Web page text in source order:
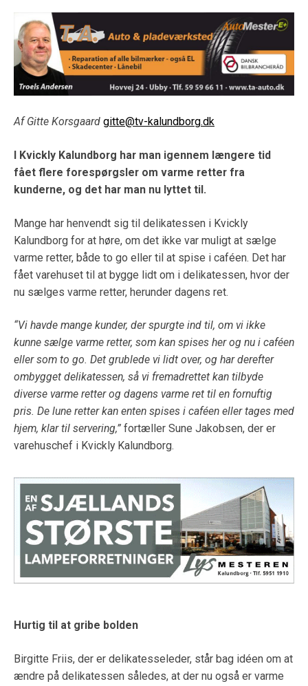
Af Gitte Korsgaard gitte@tv-kalundborg.dk
I Kvickly Kalundborg har man igennem længere tid
fået flere forespørgsler om varme retter fra
kunderne, og det har man nu lyttet til.
Mange har henvendt sig til delikatessen i Kvickly
Kalundborg for at høre, om det ikke var muligt at sælge
varme retter, både to go eller til at spise i caféen. Det har
fået varehuset til at bygge lidt om i delikatessen, hvor der
nu sælges varme retter, herunder dagens ret.
“Vi havde mange kunder, der spurgte ind til, om vi ikke
kunne sælge varme retter, som kan spises her og nu i caféen
eller som to go. Det grublede vi lidt over, og har derefter
ombygget delikatessen, så vi fremadrettet kan tilbyde
diverse varme retter og dagens varme ret til en fornuftig
pris. De lune retter kan enten spises i caféen eller tages med
hjem, klar til servering,” fortæller Sune Jakobsen, der er
varehuschef i Kvickly Kalundborg.
Hurtig til at gribe bolden
Birgitte Friis, der er delikatesseleder, står bag idéen om at
ændre på delikatessen således, at der nu også er varme